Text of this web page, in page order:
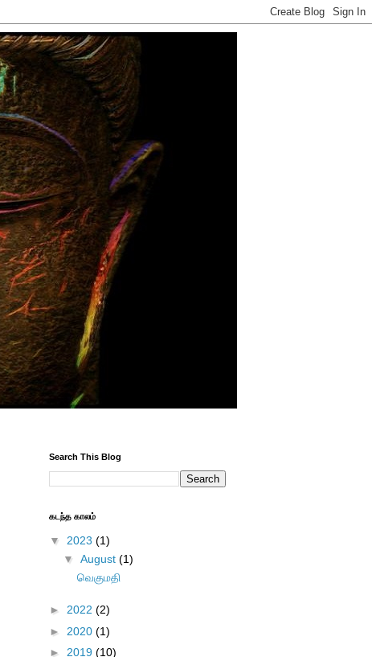
Search This Blog
கடந்த காலம்
▼ 2023 (1)
▼ August (1)
வெகுமதி
► 2022 (2)
► 2020 (1)
► 2019 (10)